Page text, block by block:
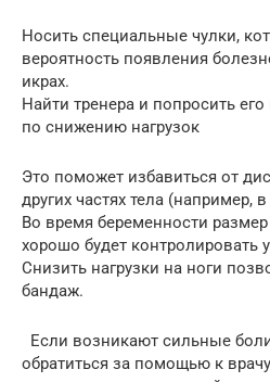
Носить специальные чулки,
вероятность появления
икрах.
Найти тренера и попросить
по снижению нагрузок
Это поможет избавиться от
других частях тела (например,
Во время беременности
хорошо будет контролировать
Снизить нагрузки на ноги
бандаж.
Если возникают сильные
обратиться за помощью к